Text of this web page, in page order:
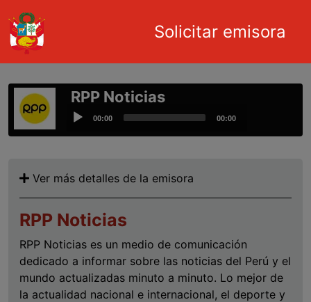
Pasar al contenido principal
Main navigation
Solicitar emisora
RPP Noticias
Audio00:00 00:00
Ver más detalles de la emisora
RPP Noticias
RPP Noticias es un medio de comunicación
dedicado a informar sobre las noticias del Perú y el
mundo actualizadas minuto a minuto. Lo mejor de
la actualidad nacional e internacional, el deporte y